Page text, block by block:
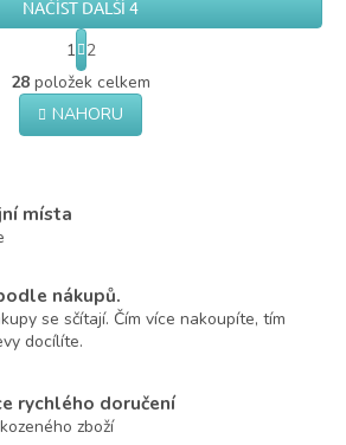
O
v
l
á
v
k
y
p
i
NAČÍST DALŠÍ 4
S
t
r
á
n
k
1 2
28 položek celkem
NAHORU
místa
nákupů.
se sčítají. Čím více nakoupíte, tím
docílíte.
rychlého doručení
zboží